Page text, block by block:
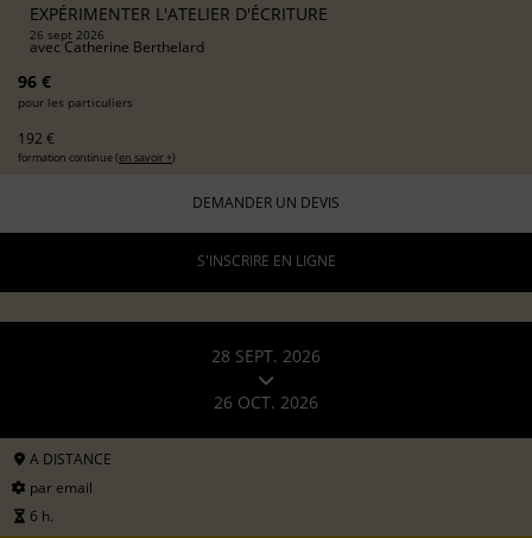
EXPÉRIMENTER L'ATELIER D'ÉCRITURE
26 sept 2026
avecCatherine Berthelard
96 €
pour les particuliers
192 €
formation continue (en savoir +)
DEMANDER UN DEVIS
S'INSCRIRE EN LIGNE
28 SEPT. 2026
26 OCT. 2026
A DISTANCE
par email
6 h.